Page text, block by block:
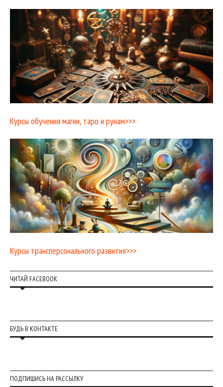
Курсы обучения магии, таро и рунам>>>
Курсы трансперсонального развития>>>
ЧИТАЙ FACEBOOK
БУДЬ В КОНТАКТЕ
ПОДПИШИСЬ НА РАССЫЛКУ